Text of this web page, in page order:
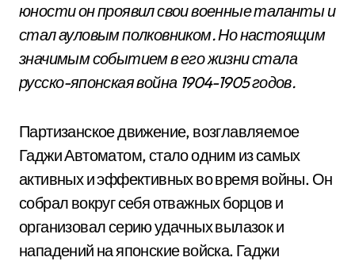
юности он проявил свои военные таланты и
стал ауловым полковником. Но настоящим
значимым событием в его жизни стала
русско-японская война 1904-1905 годов.
Партизанское движение, возглавляемое
Гаджи Автоматом, стало одним из самых
активных и эффективных во время войны. Он
собрал вокруг себя отважных борцов и
организовал серию удачных вылазок и
нападений на японские войска. Гаджи